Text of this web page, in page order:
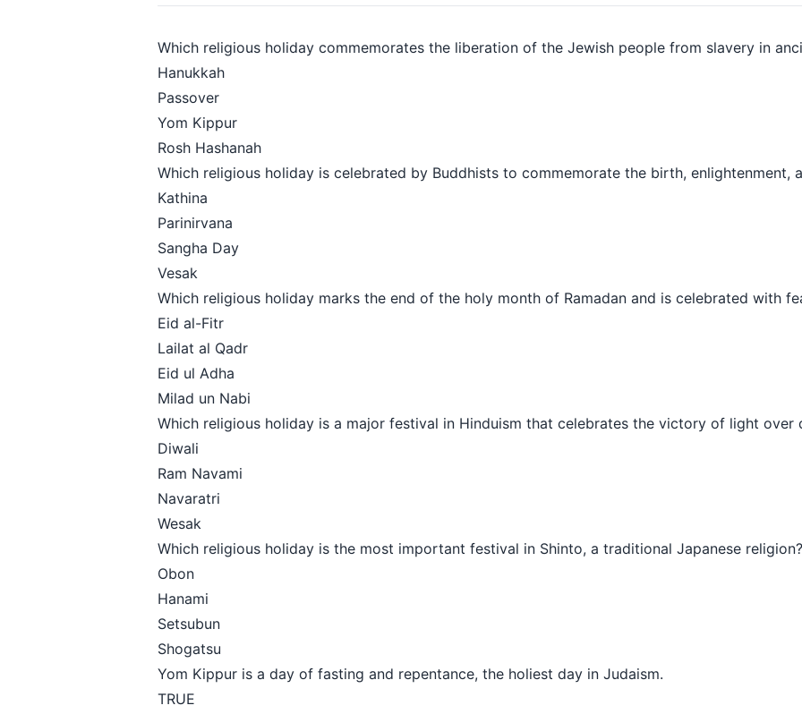
Which religious holiday commemorates the liberation of the Jewish people from slavery in
Hanukkah
Passover
Yom Kippur
Rosh Hashanah
Which religious holiday is celebrated by Buddhists to commemorate the birth, enlightenment,
Kathina
Parinirvana
Sangha Day
Vesak
Which religious holiday marks the end of the holy month of Ramadan and is celebrated with
Eid al-Fitr
Lailat al Qadr
Eid ul Adha
Milad un Nabi
Which religious holiday is a major festival in Hinduism that celebrates the victory of light over
Diwali
Ram Navami
Navaratri
Wesak
Which religious holiday is the most important festival in Shinto, a traditional Japanese religion?
Obon
Hanami
Setsubun
Shogatsu
Yom Kippur is a day of fasting and repentance, the holiest day in Judaism.
TRUE